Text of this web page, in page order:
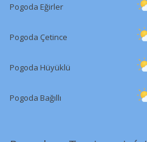
Pogoda Eğirler
Pogoda Çetince
Pogoda Hüyüklü
Pogoda Bağıllı